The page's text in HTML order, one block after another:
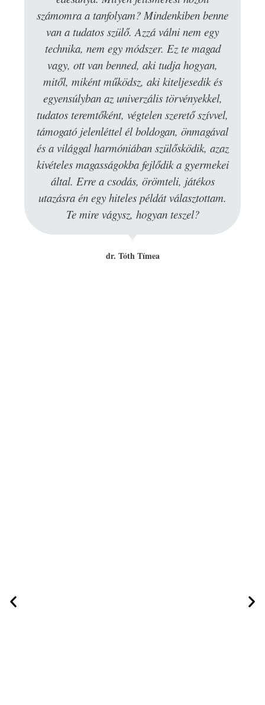
számomra a tanfolyam? Mindenkiben benne
van a tudatos szülő. Azzá válni nem egy
technika, nem egy módszer. Ez te magad
vagy, ott van benned, aki tudja hogyan,
mitől, miként működsz, aki kiteljesedik és
egyensúlyban az univerzális törvényekkel,
tudatos teremtőként, végtelen szerető szívvel,
támogató jelenléttel él boldogan, önmagával
és a világgal harmóniában szülősködik, azaz
kivételes magasságokba fejlődik a gyermekei
által. Erre a csodás, örömteli, játékos
utazásra én egy hiteles példát választottam️.
Te mire vágysz, hogyan teszel?
dr. Tóth Tímea